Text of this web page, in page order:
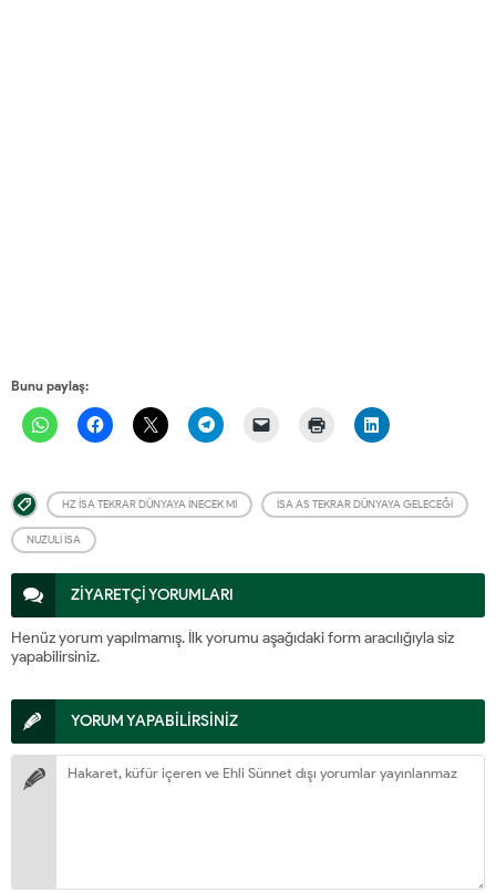
Bunu paylaş:
HZ İSA TEKRAR DÜNYAYA INECEK MI İSA AS TEKRAR DÜNYAYA GELECEĞI
NUZULI ISA
ZİYARETÇİ YORUMLARI
Henüz yorum yapılmamış. İlk yorumu aşağıdaki form aracılığıyla siz
yapabilirsiniz.
YORUM YAPABİLİRSİNİZ